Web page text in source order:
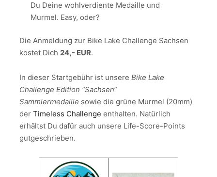
Du Deine wohlverdiente Medaille und
Murmel. Easy, oder?
Die Anmeldung zur Bike Lake Challenge Sachsen
kostet Dich 24,- EUR.
In dieser Startgebühr ist unsere Bike Lake
Challenge Edition “Sachsen“
Sammlermedaille sowie die grüne Murmel (20mm)
der Timeless Challenge enthalten. Natürlich
erhältst Du dafür auch unsere Life-Score-Points
gutgeschrieben.